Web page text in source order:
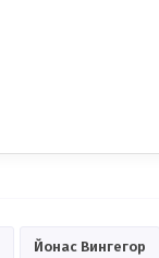
Йонас Вингегор